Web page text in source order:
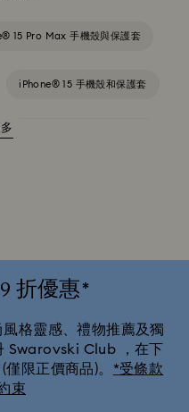
15 Pro Max 手機殼與保護套
iPhone® 15 手機殼和保護套
折優惠*
格靈感、禮物推薦及獨
Swarovski Club ，在下
限正價商品)。 *受條款
束